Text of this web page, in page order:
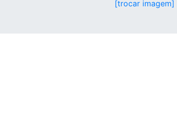
[trocar imagem]